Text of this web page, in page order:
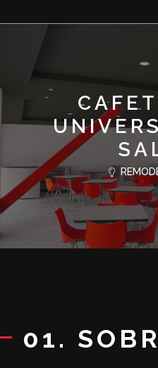
01.